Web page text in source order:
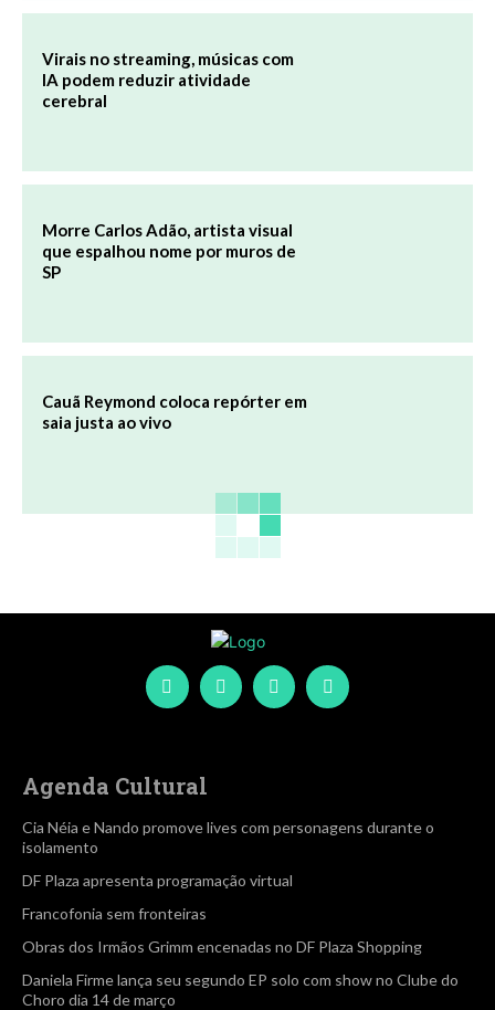
Virais no streaming, músicas com
IA podem reduzir atividade
cerebral
Morre Carlos Adão, artista visual
que espalhou nome por muros de
SP
Cauã Reymond coloca repórter em
saia justa ao vivo
Agenda Cultural
Cia Néia e Nando promove lives com personagens durante o
isolamento
DF Plaza apresenta programação virtual
Francofonia sem fronteiras
Obras dos Irmãos Grimm encenadas no DF Plaza Shopping
Daniela Firme lança seu segundo EP solo com show no Clube do
Choro dia 14 de março